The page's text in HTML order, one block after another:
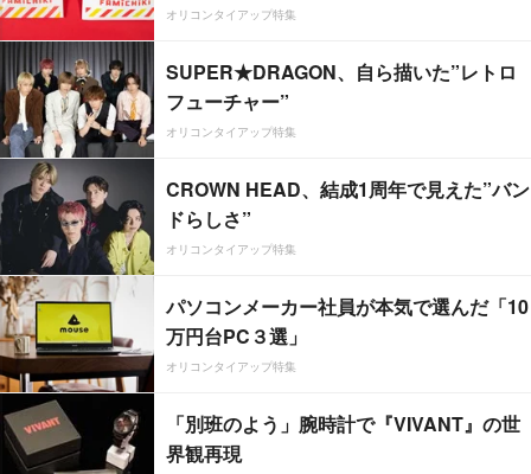
オリコンタイアップ特集
SUPER★DRAGON、自ら描いた”レトロ
フューチャー”
オリコンタイアップ特集
CROWN HEAD、結成1周年で見えた”バン
ドらしさ”
オリコンタイアップ特集
パソコンメーカー社員が本気で選んだ「10
万円台PC３選」
オリコンタイアップ特集
「別班のよう」腕時計で『VIVANT』の世
界観再現